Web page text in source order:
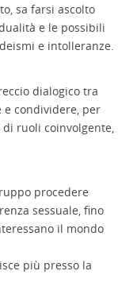
sa farsi ascolto
e le possibili
e intolleranze.
dialogico tra
condividere, per
ruoli coinvolgente,
procedere
sessuale, fino
il mondo
più presso la